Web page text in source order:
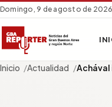
Domingo, 9 de agosto de 2026
Inicio Actualidad Achával